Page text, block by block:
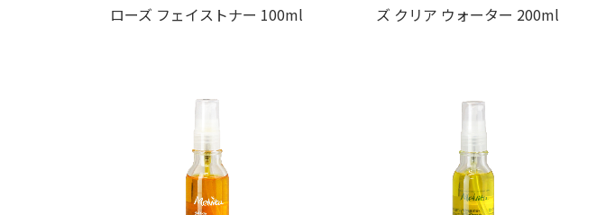
ローズ フェイストナー 100ml
ズ クリア ウォーター 200ml